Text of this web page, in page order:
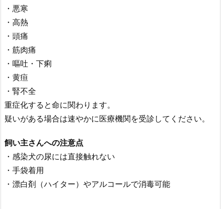
・悪寒
・高熱
・頭痛
・筋肉痛
・嘔吐・下痢
・黄疸
・腎不全
重症化すると命に関わります。
疑いがある場合は速やかに医療機関を受診してください。
飼い主さんへの注意点
・感染犬の尿には直接触れない
・手袋着用
・漂白剤（ハイター）やアルコールで消毒可能